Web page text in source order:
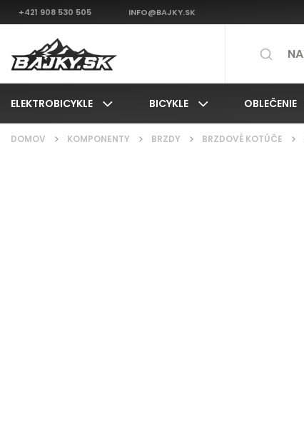
+421 908 530 505 INFO@BAJKY.SK
ELEKTROBICYKLE BICYKLE OBLEČENIE
DOMOV / KOMPONENTY / BRZDY / BRZDOVÉ KOTÚČE /